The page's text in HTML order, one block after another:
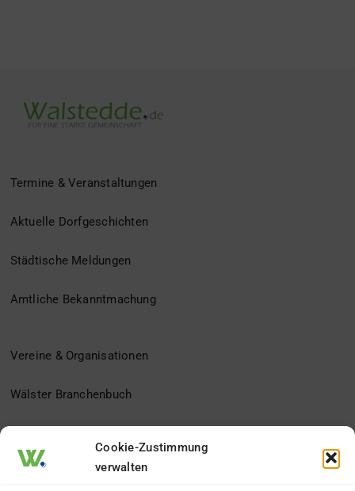
Cookie-Zustimmung
verwalten
Termine & Veranstaltungen
Aktuelle Dorfgeschichten
Städtische Meldungen
Amtliche Bekanntmachung
Vereine & Organisationen
Wälster Branchenbuch